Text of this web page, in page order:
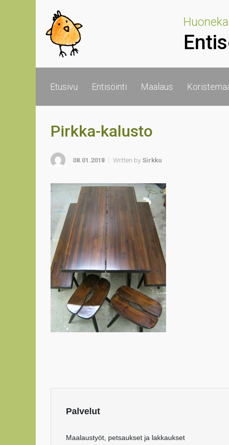
Skip to main content
Etusivu Entisöinti Maalaus
Pirkka-kalusto
08.01.2018 Written by Sirkku
Palvelut
Maalaustyöt, petsaukset ja lakkaukset